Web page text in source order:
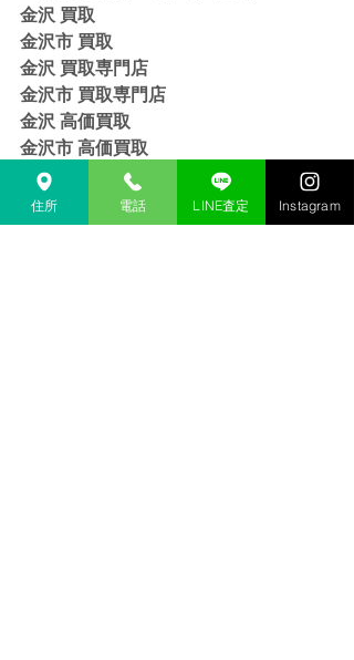
金沢 買取
金沢市 買取
金沢 買取専門店
金沢市 買取専門店
金沢 高価買取
金沢市 高価買取
金沢 リサイクルショップ
金沢市 リサイクルショップ
金沢 貴金属 買取
住所 電話 LINE査定 Instagram